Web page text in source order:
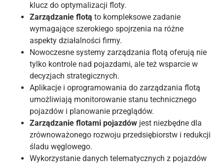
klucz do optymalizacji floty.
Zarządzanie flotą to kompleksowe zadanie
wymagające szerokiego spojrzenia na różne
aspekty działalności firmy.
Nowoczesne systemy zarządzania flotą oferują nie
tylko kontrole nad pojazdami, ale też wsparcie w
decyzjach strategicznych.
Aplikacje i oprogramowania do zarządzania flotą
umożliwiają monitorowanie stanu technicznego
pojazdów i planowanie przeglądów.
Zarządzanie flotami pojazdów jest niezbędne dla
zrównoważonego rozwoju przedsiębiorstw i redukcji
śladu węglowego.
Wykorzystanie danych telematycznych z pojazdów